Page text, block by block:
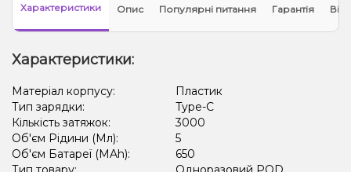
Характеристики Опис Популярні питання Гарантія
Характеристики:
Матеріал корпусу:
Пластик
Тип зарядки:
Type-C
Кількість затяжок:
3000
Об'єм Рідини (Мл):
5
Об'єм Батареї (MAh):
650